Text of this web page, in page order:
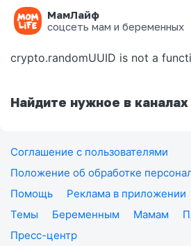
МамЛайф
соцсеть мам и беременных
Ошибка на странице
crypto.randomUUID is not a
Найдите нужное в каналах
Соглашение с пользователями
Положение об обработке
Помощь
Реклама в приложении
Темы
Беременным Мамам
Пресс-центр